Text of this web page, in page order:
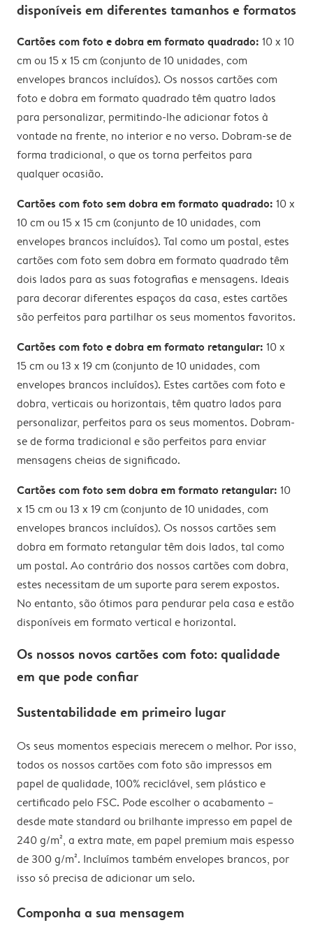
disponíveis em diferentes tamanhos e formatos
Cartões com foto e dobra em formato quadrado: 10 x 10
cm ou 15 x 15 cm (conjunto de 10 unidades, com
envelopes brancos incluídos). Os nossos cartões com
foto e dobra em formato quadrado têm quatro lados
para personalizar, permitindo-lhe adicionar fotos à
vontade na frente, no interior e no verso. Dobram-se de
forma tradicional, o que os torna perfeitos para
qualquer ocasião.
Cartões com foto sem dobra em formato quadrado: 10 x
10 cm ou 15 x 15 cm (conjunto de 10 unidades, com
envelopes brancos incluídos). Tal como um postal, estes
cartões com foto sem dobra em formato quadrado têm
dois lados para as suas fotografias e mensagens. Ideais
para decorar diferentes espaços da casa, estes cartões
são perfeitos para partilhar os seus momentos favoritos.
Cartões com foto e dobra em formato retangular: 10 x
15 cm ou 13 x 19 cm (conjunto de 10 unidades, com
envelopes brancos incluídos). Estes cartões com foto e
dobra, verticais ou horizontais, têm quatro lados para
personalizar, perfeitos para os seus momentos. Dobram-
se de forma tradicional e são perfeitos para enviar
mensagens cheias de significado.
Cartões com foto sem dobra em formato retangular: 10
x 15 cm ou 13 x 19 cm (conjunto de 10 unidades, com
envelopes brancos incluídos). Os nossos cartões sem
dobra em formato retangular têm dois lados, tal como
um postal. Ao contrário dos nossos cartões com dobra,
estes necessitam de um suporte para serem expostos.
No entanto, são ótimos para pendurar pela casa e estão
disponíveis em formato vertical e horizontal.
Os nossos novos cartões com foto: qualidade
em que pode confiar
Sustentabilidade em primeiro lugar
Os seus momentos especiais merecem o melhor. Por isso,
todos os nossos cartões com foto são impressos em
papel de qualidade, 100% reciclável, sem plástico e
certificado pelo FSC. Pode escolher o acabamento –
desde mate standard ou brilhante impresso em papel de
240 g/m², a extra mate, em papel premium mais espesso
de 300 g/m². Incluímos também envelopes brancos, por
isso só precisa de adicionar um selo.
Componha a sua mensagem